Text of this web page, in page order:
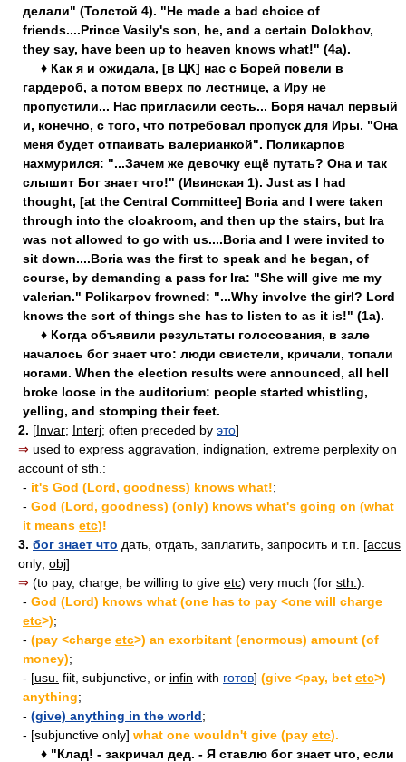
делали" (Толстой 4). "He made a bad choice of
friends....Prince Vasily's son, he, and a certain Dolokhov,
they say, have been up to heaven knows what!" (4a).
♦ Как я и ожидала, [в ЦК] нас с Борей повели в
гардероб, а потом вверх по лестнице, а Иру не
пропустили... Нас пригласили сесть... Боря начал первый
и, конечно, с того, что потребовал пропуск для Иры. "Она
меня будет отпаивать валерианкой". Поликарпов
нахмурился: "...Зачем же девочку ещё путать? Она и так
слышит Бог знает что!" (Ивинская 1). Just as I had
thought, [at the Central Committee] Boria and I were taken
through into the cloakroom, and then up the stairs, but Ira
was not allowed to go with us....Boria and I were invited to
sit down....Boria was the first to speak and he began, of
course, by demanding a pass for Ira: "She will give me my
valerian." Polikarpov frowned: "...Why involve the girl? Lord
knows the sort of things she has to listen to as it is!" (1a).
♦ Когда объявили результаты голосования, в зале
началось бог знает что: люди свистели, кричали, топали
ногами. When the election results were announced, all hell
broke loose in the auditorium: people started whistling,
yelling, and stomping their feet.
2. [Invar; Interj; often preceded by это]
⇒ used to express aggravation, indignation, extreme perplexity on
account of sth. :
- it's God (Lord, goodness) knows what!;
- God (Lord, goodness) (only) knows what's going on (what
it means etc)!
3. бог знает что дать, отдать, заплатить, запросить и т.п. [accus
only; obj]
⇒ (to pay, charge, be willing to give etc) very much (for sth. ):
- God (Lord) knows what (one has to pay <one will charge
etc>);
- (pay <charge etc>) an exorbitant (enormous) amount (of
money);
- [usu. fiit, subjunctive, or infin with готов] (give <pay, bet etc>)
anything;
- (give) anything in the world;
- [subjunctive only] what one wouldn't give (pay etc).
♦ "Клад! - закричал дед. - Я ставлю бог знает что, если